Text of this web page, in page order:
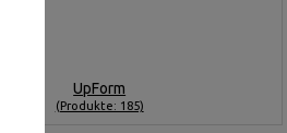
UpForm
(Produkte: 185)